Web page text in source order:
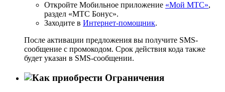
Откройте Мобильное приложение «Мой МТС»,
раздел «МТС Бонус».
Заходите в Интернет-помощник.
После активации предложения вы получите SMS-
сообщение с промокодом. Срок действия кода также
будет указан в SMS-сообщении.
Ограничения